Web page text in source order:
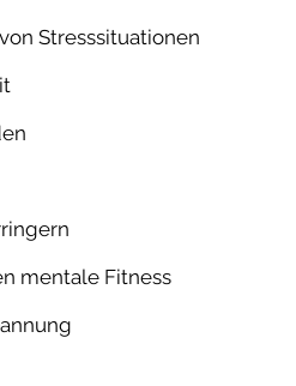
Stresssituationen
mentale Fitness